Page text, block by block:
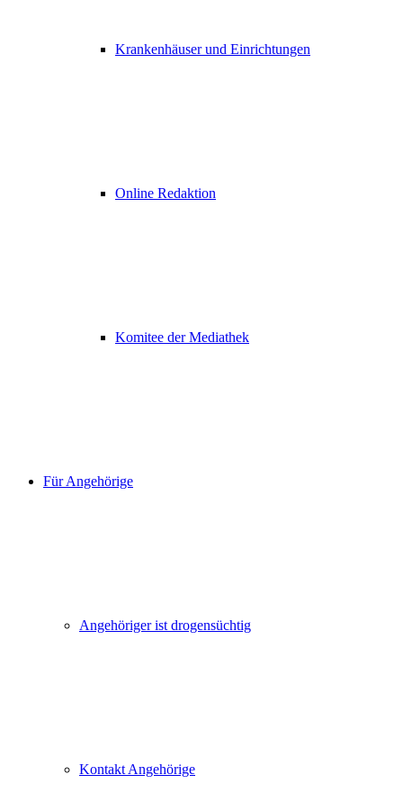
Krankenhäuser und Einrichtungen
Online Redaktion
Komitee der Mediathek
Für Angehörige
Angehöriger ist drogensüchtig
Kontakt Angehörige